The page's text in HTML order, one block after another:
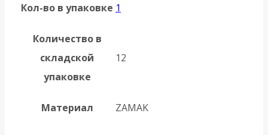
Кол-во в упаковке 1
Количество в
складской
упаковке
12
Материал ZAMAK